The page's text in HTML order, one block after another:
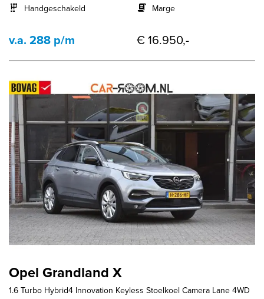
Handgeschakeld
Marge
v.a. 288 p/m € 16.950,-
Opel Grandland X
1.6 Turbo Hybrid4 Innovation Keyless Stoelkoel Camera Lane 4WD